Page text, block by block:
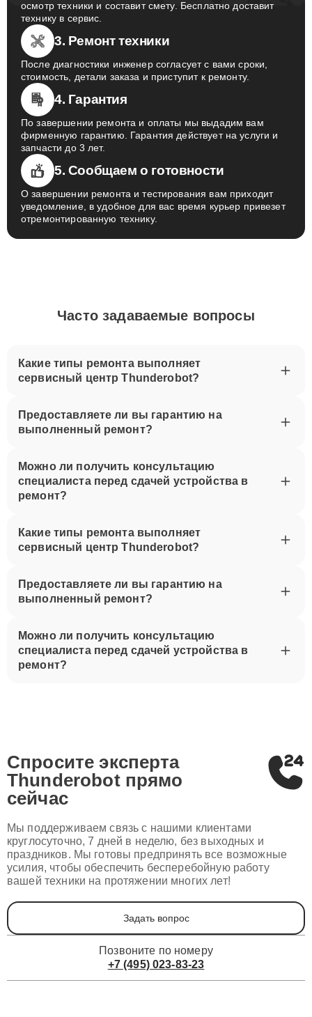
осмотр техники и составит смету. Бесплатно доставит
технику в сервис.
3. Ремонт техники
После диагностики инженер согласует с вами сроки,
стоимость, детали заказа и приступит к ремонту.
4. Гарантия
По завершении ремонта и оплаты мы выдадим вам
фирменную гарантию. Гарантия действует на услуги и
запчасти до 3 лет.
5. Сообщаем о готовности
О завершении ремонта и тестирования вам приходит
уведомление, в удобное для вас время курьер привезет
отремонтированную технику.
Часто задаваемые вопросы
Какие типы ремонта выполняет
сервисный центр Thunderobot?
Предоставляете ли вы гарантию на
выполненный ремонт?
Можно ли получить консультацию
специалиста перед сдачей устройства в
ремонт?
Какие типы ремонта выполняет
сервисный центр Thunderobot?
Предоставляете ли вы гарантию на
выполненный ремонт?
Можно ли получить консультацию
специалиста перед сдачей устройства в
ремонт?
Спросите эксперта
Thunderobot прямо
сейчас
Мы поддерживаем связь с нашими клиентами
круглосуточно, 7 дней в неделю, без выходных и
праздников. Мы готовы предпринять все возможные
усилия, чтобы обеспечить бесперебойную работу
вашей техники на протяжении многих лет!
Задать вопрос
Позвоните по номеру
+7 (495) 023-83-23